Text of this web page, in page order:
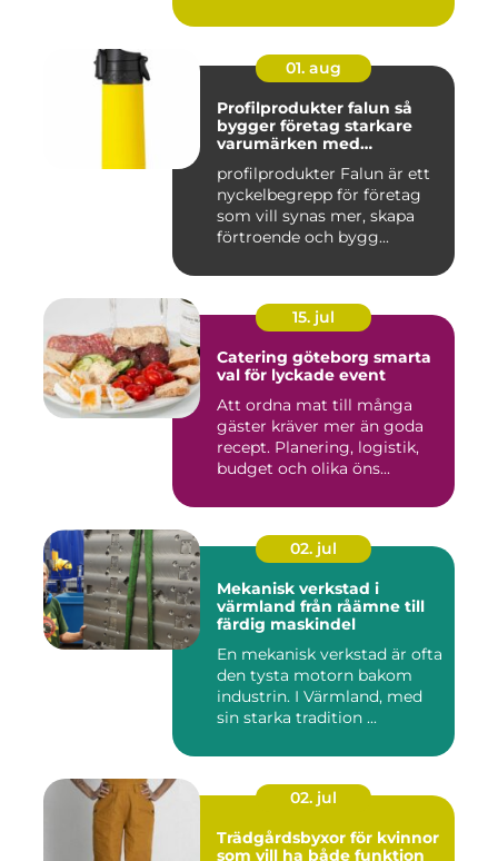
01. aug
Profilprodukter falun så
bygger företag starkare
varumärken med
profilprodukter Falun är ett
nyckelbegrepp för företag
som vill synas mer, skapa
förtroende och bygg...
15. jul
Catering göteborg smarta
val för lyckade event
Att ordna mat till många
gäster kräver mer än goda
recept. Planering, logistik,
budget och olika öns...
02. jul
Mekanisk verkstad i
värmland från råämne till
färdig maskindel
En mekanisk verkstad är ofta
den tysta motorn bakom
industrin. I Värmland, med
sin starka tradition ...
02. jul
Trädgårdsbyxor för kvinnor
som vill ha både funktion